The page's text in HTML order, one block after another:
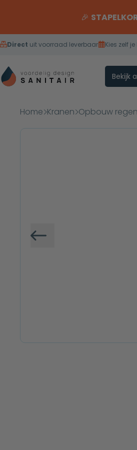
🎉
Direct uit voorraad leverbaar Kies zelf je
Bekijk
Home Kranen Opbouw
Vorige